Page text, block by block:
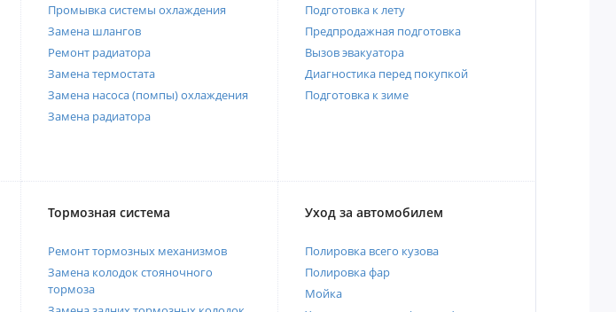
Промывка системы охлаждения
Замена шлангов
Ремонт радиатора
Замена термостата
Замена насоса (помпы) охлаждения
Замена радиатора
Подготовка к лету
Предпродажная подготовка
Вызов эвакуатора
Диагностика перед покупкой
Подготовка к зиме
Тормозная система
Ремонт тормозных механизмов
Замена колодок стояночного
тормоза
Уход за автомобилем
Полировка всего кузова
Полировка фар
Мойка